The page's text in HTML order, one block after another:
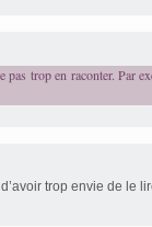
trop en raconter. Par
trop envie de le